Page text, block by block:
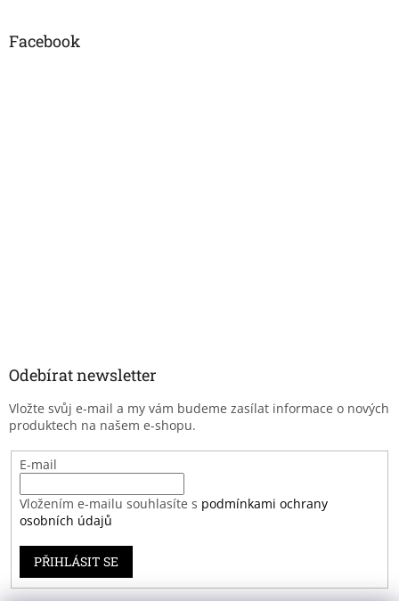
Facebook
Odebírat newsletter
Vložte svůj e-mail a my vám budeme zasílat informace o nových
produktech na našem e-shopu.
E-mail
Vložením e-mailu souhlasíte s podmínkami ochrany
osobních údajů
PŘIHLÁSIT SE